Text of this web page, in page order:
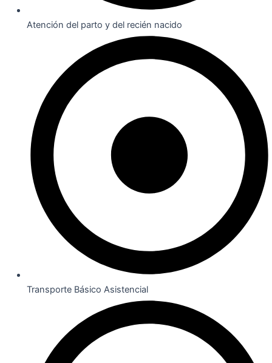
Atención del parto y del recién nacido
Transporte Básico Asistencial